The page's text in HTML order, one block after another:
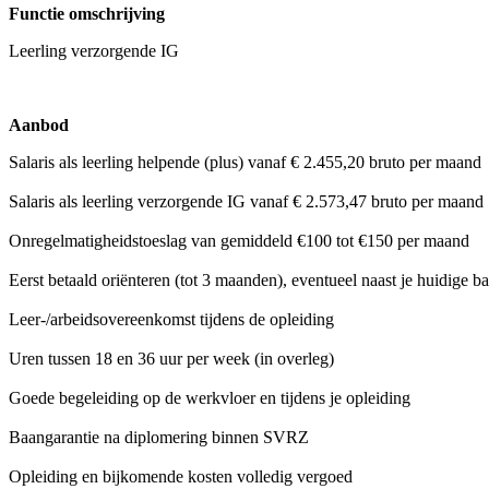
Functie omschrijving
Leerling verzorgende IG
Aanbod
Salaris als leerling helpende (plus) vanaf € 2.455,20 bruto per maand
Salaris als leerling verzorgende IG vanaf € 2.573,47 bruto per maand
Onregelmatigheidstoeslag van gemiddeld €100 tot €150 per maand
Eerst betaald oriënteren (tot 3 maanden), eventueel naast je huidige
Leer-/arbeidsovereenkomst tijdens de opleiding
Uren tussen 18 en 36 uur per week (in overleg)
Goede begeleiding op de werkvloer en tijdens je opleiding
Baangarantie na diplomering binnen SVRZ
Opleiding en bijkomende kosten volledig vergoed